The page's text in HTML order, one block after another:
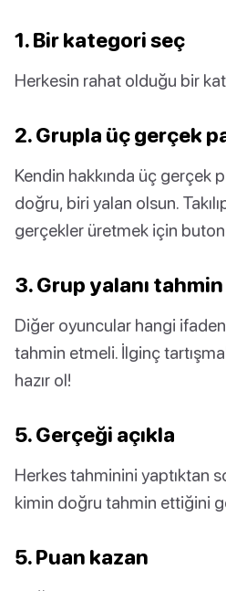
1. Bir kategori seç
Herkesin rahat olduğu bir
2. Grupla üç gerçek
Kendin hakkında üç gerçek
doğru, biri yalan olsun.
gerçekler üretmek için
3. Grup yalanı
Diğer oyuncular hangi
tahmin etmeli. İlginç
hazır ol!
5. Gerçeği açıkla
Herkes tahminini yaptıktan
kimin doğru tahmin ettiğini
5. Puan kazan